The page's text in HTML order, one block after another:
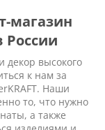
магазин
России
декор высокого
к нам за
Наши
то, что нужно
а также